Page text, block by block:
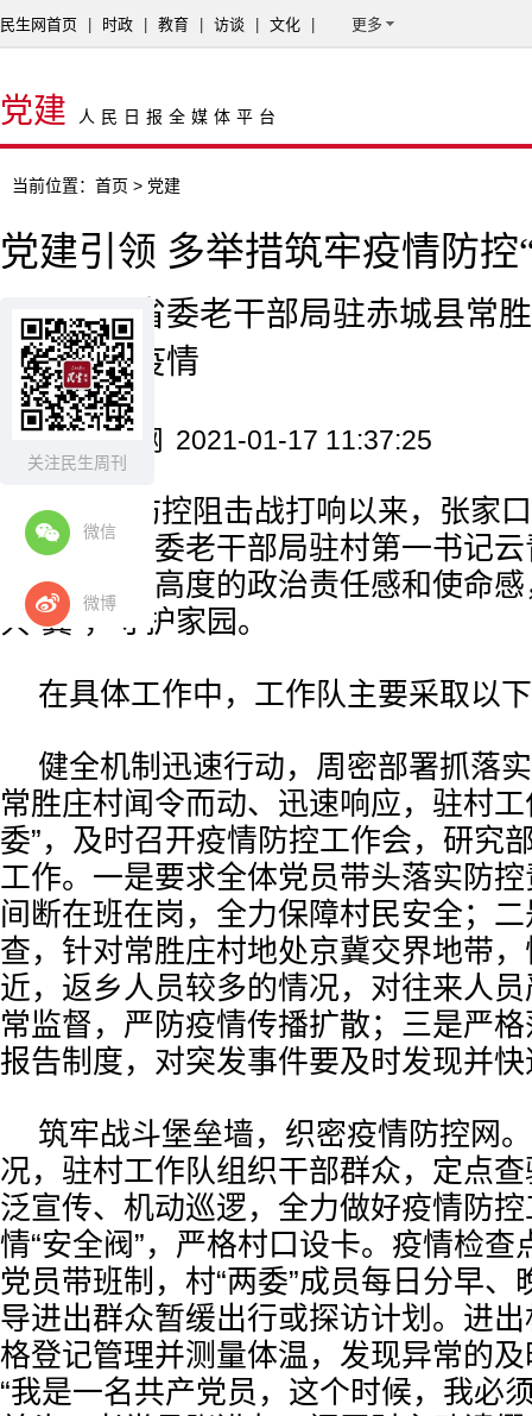
关注民生周刊
微信
微博
民生网首页 时政 教育 访谈 文化 更多
党建 人民日报全媒体平台
当前位置： 首页 > 党建
党建引领 多举措筑牢疫情防控
——河北省委老干部局驻赤城县常
组织抗击疫情
来源：民生网 2021-01-17 11:37:25
自疫情防控阻击战打响以来，张家
村在河北省 委老干部局驻村第一书记
速反应，以高度的政治责任感和使命
共“冀”，守护家园。
在具体工作中，工作队主要采取以
健全机制迅速行动，周密部署抓落
常胜庄村闻令而动、迅速响应，驻村工
委”，及时召开疫情防控工作会，研究
工作。一是要求全体党员带头落实防
间断在班在岗，全力保障村民安全；
查，针对常胜庄村地处京冀交界地带
近，返乡人员较多的情况，对往来人
常监督，严防疫情传播扩散；三是严
报告制度，对突发事件要及时发现并
筑牢战斗堡垒墙，织密疫情防控网
况，驻村工作队组织干部群众，定点
泛宣传、机动巡逻，全力做好疫情防
情“安全阀”，严格村口设卡。疫情检查
党员带班制，村“两委”成员每日分早、
导进出群众暂缓出行或探访计划。进
格登记管理并测量体温，发现异常的
“我是一名共产党员，这个时候，我必